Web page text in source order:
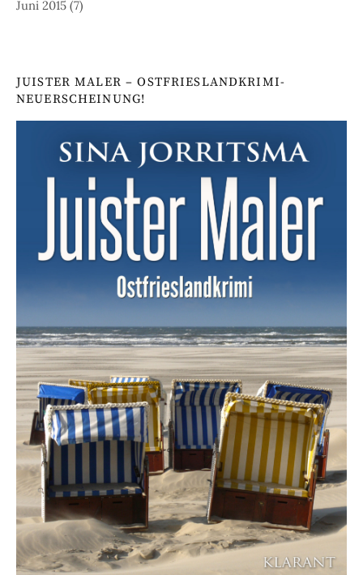
Juni 2015 (7)
JUISTER MALER – OSTFRIESLANDKRIMI-
NEUERSCHEINUNG!